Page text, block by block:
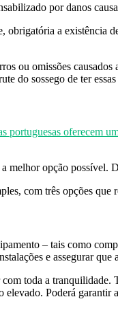
por danos
a existência
ou omissões
do sossego de ter
oferecem
opção possível.
com três opções que
– tais como
e assegurar
toda a tranquilidade.
Poderá